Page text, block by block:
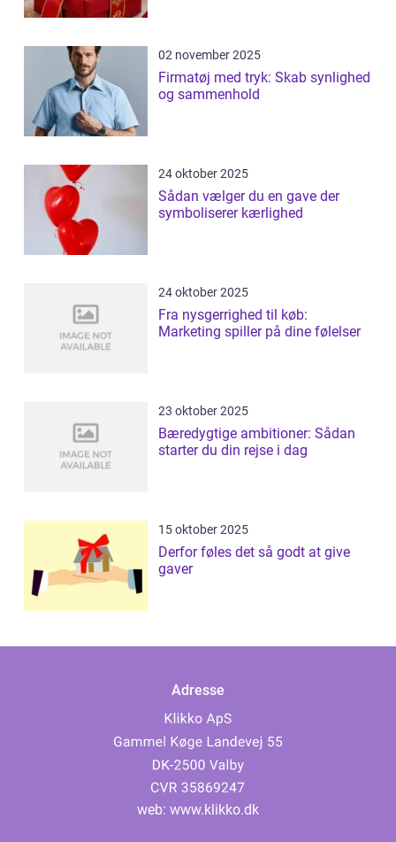
02 november 2025
Firmatøj med tryk: Skab synlighed
og sammenhold
24 oktober 2025
Sådan vælger du en gave der
symboliserer kærlighed
24 oktober 2025
Fra nysgerrighed til køb:
Marketing spiller på dine følelser
23 oktober 2025
Bæredygtige ambitioner: Sådan
starter du din rejse i dag
15 oktober 2025
Derfor føles det så godt at give
gaver
Adresse
web: www.klikko.dk